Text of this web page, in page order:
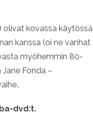
olivat kovassa käytössä
kanssa (oi ne vanhat
myöhemmin 80-
Fonda –
dvd:t.